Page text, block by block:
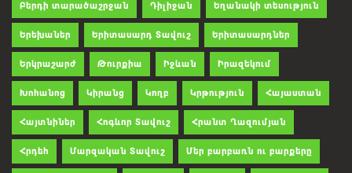
Բերդի տարածաշրջան Դիլիջան Եղանակի տեսություն
Երեխաներ Երիտասարդ Տավուշ Երիտասարդներ
Երկրաշարժ Թուրքիա Իջևան Իրազեկում
Խոհանոց Կիրանց Կողբ Կրթություն Հայաստան
Հայտնիներ Հոգևոր Տավուշ Հրանտ Ղազումյան
Հրդեհ Մարզական Տավուշ Մեր բարբառն ու բարքերը